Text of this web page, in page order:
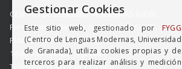
CENTRO DE LENGUAS MODERNAS (UGR)
Formación y Gestión de Granada SLMP
Placeta del Hospicio Viejo s/n
18009 GRANADA (ESPAÑA)
Teléfono: (+34) 958 215 660
Gestionar Cookies
Este sitio web, gestionado por FYGG
(Centro de Lenguas Modernas, Universidad
de Granada), utiliza cookies propias y de
terceros para realizar análisis y medición